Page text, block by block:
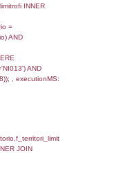
JOIN
=
=
AND